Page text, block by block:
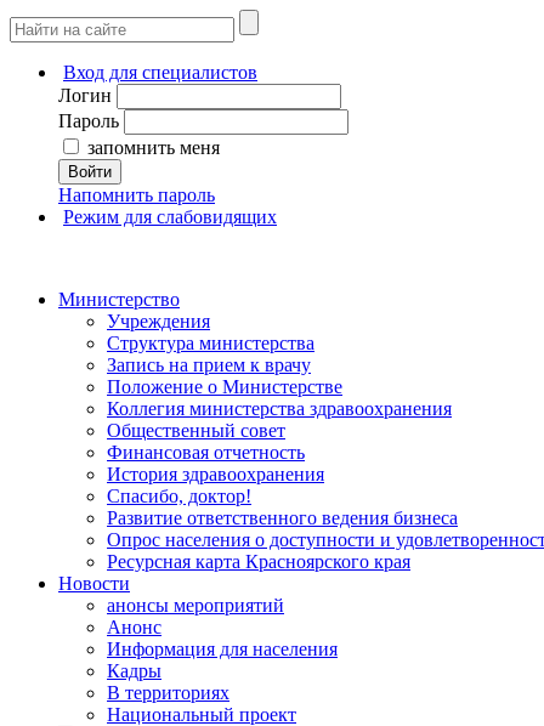
Вход для специалистов
Логин
Пароль
запомнить меня
Войти
Напомнить пароль
Режим для слабовидящих
Министерство
Учреждения
Структура министерства
Запись на прием к врачу
Положение о Министерстве
Коллегия министерства здравоохранения
Общественный совет
Финансовая отчетность
История здравоохранения
Спасибо, доктор!
Развитие ответственного ведения бизнеса
Опрос населения о доступности и
Ресурсная карта Красноярского края
Новости
анонсы мероприятий
Анонс
Информация для населения
Кадры
В территориях
Национальный проект